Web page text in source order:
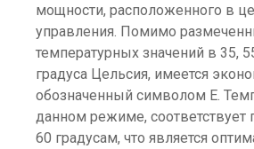
мощности, расположенного в
управления. Помимо
температурных значений в 35,
градуса Цельсия, имеется
обозначенный символом E.
данном режиме, соответствует
60 градусам, что является